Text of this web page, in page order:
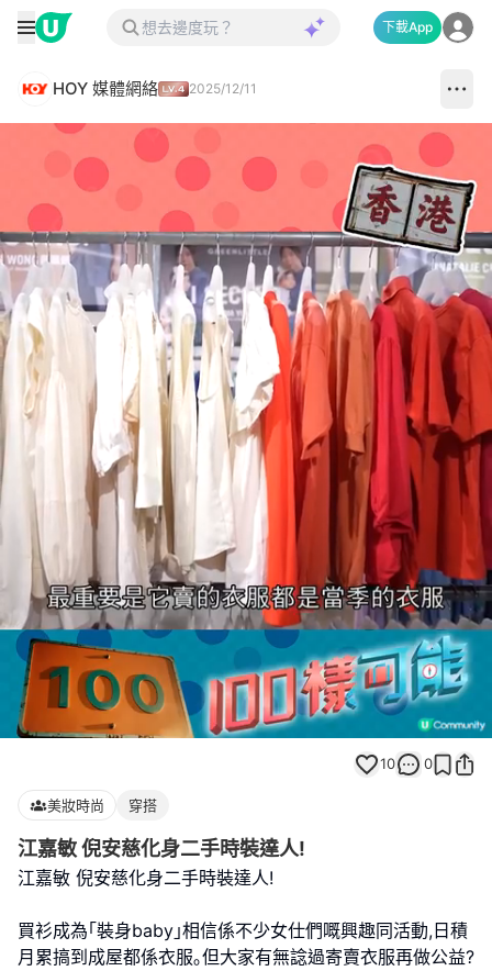
下載App
HOY 媒體網絡 2025/12/11
Loaded:
83.33%
Unmute
10 0
美妝時尚 穿搭
江嘉敏 倪安慈化身二手時裝達人!
江嘉敏 倪安慈化身二手時裝達人!
買衫成為｢裝身baby｣相信係不少女仕們嘅興趣同活動,日積
月累搞到成屋都係衣服｡但大家有無諗過寄賣衣服再做公益?